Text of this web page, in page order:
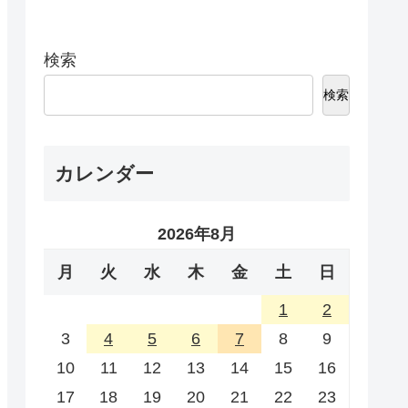
検索
検索
カレンダー
2026年8月
月 火 水 木 金 土 日
1
2
3
4 5 6 7 8
9
10
11 12 13 14 15
16
17
18 19 20 21 22 23